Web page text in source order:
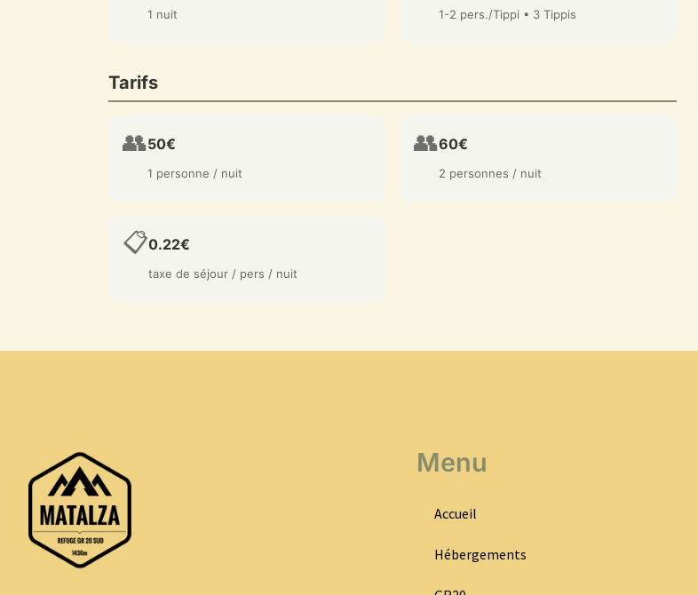
1 nuit 1-2 pers./Tippi • 3 Tippis
Tarifs
👥50€
1 personne / nuit
👥60€
2 personnes / nuit
📋0.22€
taxe de séjour / pers / nuit
Menu
Accueil
Hébergements